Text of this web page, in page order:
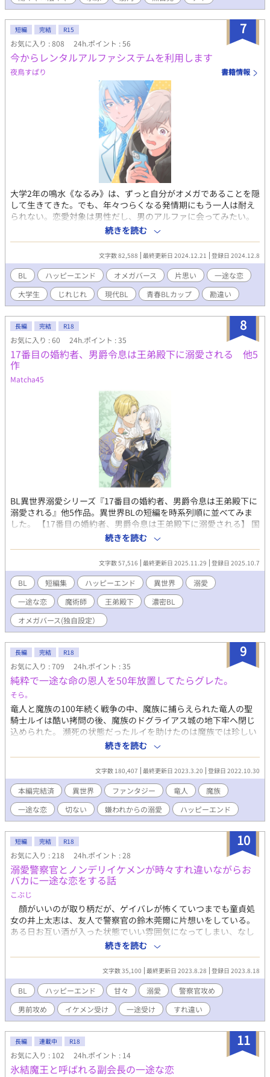
録。 水泳サークルと「競パン」バイトを舞台に、「親友」と「恋
愛」の境界線に苦しむ、切なくて熱い青春BLです。
7
短編 完結 R15
お気に入り : 808 24h.ポイント : 56
今からレンタルアルファシステムを利用します
夜鳥すぱり 書籍情報
大学2年の鳴水《なるみ》は、ずっと自分がオメガであることを隠
して生きてきた。でも、年々つらくなる発情期にもう一人は耐え
られない。恋愛対象は男性だし、男のアルファに会ってみたい。
誰でも良いから、定期的に安全に話し相手をしてくれる人が欲し
い。でもそんな都合のいい人いなくて、考えあぐねた結果たどり
着いた、アプリ、レンタルアルファシステム。安全……だと思
う、評価も星5で良いし。うん、じゃ、お問い合わせをしてみる
か。なるみは、恐る恐るボタンを押すが───。 ◆完結済みで
す。ありがとうございました。 ◆表紙絵を花々緒さんが描いてく
ださりました。カッコいい雪夜君と、おどおど鳴水くんです。可
愛すぎますね！
続きを読む
文字数 82,588 最終更新日 2024.12.21 登録日 2024.12.8
BL ハッピーエンド オメガバース 片思い
一途な恋
大学生
じれじれ 現代BL 青春BLカップ​ 勘違い
8
長編 完結 R18
お気に入り : 60 24h.ポイント : 35
17番目の婚約者、男爵令息は王弟殿下に溺愛される 他5
作
Matcha45
BL異世界溺愛シリーズ『17番目の婚約者、男爵令息は王弟殿下に
溺愛される』他5作品。異世界BLの短編を時系列順に並べてみま
した。 【17番目の婚約者、男爵令息は王弟殿下に溺愛される】 国
王陛下の17番目の婚約者、エレノア・マクレーン。陛下に呼び出
され、学園を早退するも陛下は執務室で第5王妃と面会中。もとも
と研究者になりたかった彼は、陛下の行動に心を無にしようとす
る。そんな時、王弟殿下がやさしく声をかけて来て……。 【宰相
閣下はコミュ症の天才魔術師を溺愛する】 ある日、父から職場に
一通の手紙が届く。手紙の内容は婚約者が決まったというもの。
急に出来た22歳年上の婚約者に戸惑いつつも、受け入れざるを得
なかった僕は、彼と会って話す内に……。 ※イラストは第三章の
『王弟殿下は庭師である公爵令息を溺愛する』深浦 裕さん作 ※旧
筆修正をしております。 ※には、R-18の内容が含まれておりま
す。 #年下攻め #身代わり #一目惚れ #婚約 #執着 #辺境の地
続きを読む
文字数 57,516 最終更新日 2025.11.29 登録日 2025.10.7
BL 短編集 ハッピーエンド 異世界
溺愛
一途な恋
魔術師 王弟殿下
濃密BL
オメガバース(独自設定）
9
長編 完結 R18
お気に入り : 709 24h.ポイント : 35
純粋で一途な命の恩人を50年放置してたらグレた。
そら。
竜人と魔族の100年続く戦争の中、魔族に捕らえられた竜人の聖
騎士ルイは酷い拷問の後、魔族のドグライアス城の地下牢へ閉じ
込められた。 瀕死の状態だったルイを助けたのは魔族では珍しい
純粋純朴で寂しがりやな性格のコウモリ魔族グレイ。 グレイを利
用し魔王の討伐を企てる魔族嫌いの竜人ルイとルイに片想いして
しまった一途なグレイの恋のお話です。 お気に入り、エールあり
がとうございます！励みになります！ ふわふわ設定ですが、ハッ
ピーエンド目指して頑張りますのでよろしくお願いします(^ ^) 登
場人物が多くなってきたのでまとめました。 登場人物 グレイ コ
ウモリ魔族 ドグライアス城の雑用係 ８０歳くらい（人間年齢 ２
０歳前後） 黒髪、金の瞳 ルインハルト・クラウド（通称ルイ）
竜人 アスディア国竜人聖騎士師団長 ２８０歳（人間年齢 28歳）
髪は氷雪のような水色、瞳は夜明けの夜空色（グレイ談） ルー
フ 狼魔族 ドグライアス看守係 魔王 ドグライアスの王 ジル
ド バジリスク魔族 残虐非道な性格 気性の荒い魔族を集め、人間
界の破壊を楽しむ。ジルドの行いが竜人と魔族との戦争を起こし
た原因。 トト ワシ魔族 ほぼワシの姿をした魔族 ジルドの手下
ユーロン・シェン 竜人聖騎士副師団長 黒髮、黒目、強面 竜人聖
騎士としてプライドを持っている ルイの親友 エドワード・コーリ
ン 竜人聖騎士隊長 金髪、ロイヤルブルーの瞳が自慢 ルイより２
０歳くらい年下、ルイとユーロンに対して少し生意気 常に感情の
読めない笑顔でいる リリィ・ロバーツ 人間 ７１歳 農家の女
性。誰とでも隔たりなく接しているため魔族に対する偏見がな
い。 グレイの恋愛相談相手。 ディアルド・クラウド 竜人 クラウ
ド公爵家当主、ルイの父。 竜人聖騎士団総括司令官。 公爵家の竜
人としてのプライドが高く、仕事人間。 極度の口下手と感情表現
が不器用すぎて家族への愛情が伝わりにくい。 ジョゼフ・シン
竜人 クラウド公爵家の執事 モンド王国 地上にある人間の大国
稲川 大和 異世界人（人間） 勇者としてモンド王国の神官たち
に召喚された（当時２４歳） 料理人 大家族の長男で面倒見が良く
何事にも前向きで楽観主義 元の世界ではごく普通の青年だった
が、異世界転移の力で勇者として飛び抜けたセンスを持っている
続きを読む
文字数 180,407 最終更新日 2023.3.20 登録日 2022.10.30
本編完結済 異世界 ファンタジー 竜人
魔族
一途な恋
切ない 嫌われからの溺愛 ハッピーエンド
10
短編 完結 R18
お気に入り : 218 24h.ポイント : 28
溺愛警察官とノンデリイケメンが時々すれ違いながらお
バカに一途な恋をする話
こぶじ
顔がいいのが取り柄だが、ゲイバレが怖くていつまでも童貞処
女の井上太志は、友人で警察官の鈴木莞爾に片想いをしている。
ある日お互い酒が入った状態でいい雰囲気になってしまい、なし
崩しでセックスする仲になる。だが、実は莞爾も太志のことを想
っており…。 溺愛ハーフ顔骨太男前警察官・莞爾×一途ゲイイケ
メンアパレル販売員・太志 ＊受け攻めともに口が悪くて下品で
す。ちんこだとかエロいだとか連呼します。 ＊受け攻めともに徹
頭徹尾一途です。 ＊脇役ちらほら出てきますが、特に覚えなくて
大丈夫です。
続きを読む
文字数 35,100 最終更新日 2023.8.28 登録日 2023.8.18
BL ハッピーエンド 甘々 溺愛
警察官攻め
男前攻め
イケメン受け 一途受け すれ違い
11
長編 連載中 R18
お気に入り : 102 24h.ポイント : 14
氷結魔王と呼ばれる副会長の一途な恋